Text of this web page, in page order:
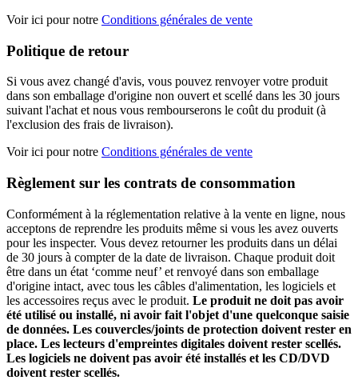
Voir ici pour notre Conditions générales de vente
Politique de retour
Si vous avez changé d'avis, vous pouvez renvoyer votre produit
dans son emballage d'origine non ouvert et scellé dans les 30 jours
suivant l'achat et nous vous rembourserons le coût du produit (à
l'exclusion des frais de livraison).
Voir ici pour notre Conditions générales de vente
Règlement sur les contrats de consommation
Conformément à la réglementation relative à la vente en ligne, nous
acceptons de reprendre les produits même si vous les avez ouverts
pour les inspecter. Vous devez retourner les produits dans un délai
de 30 jours à compter de la date de livraison. Chaque produit doit
être dans un état ‘comme neuf’ et renvoyé dans son emballage
d'origine intact, avec tous les câbles d'alimentation, les logiciels et
les accessoires reçus avec le produit. Le produit ne doit pas avoir
été utilisé ou installé, ni avoir fait l'objet d'une quelconque saisie
de données. Les couvercles/joints de protection doivent rester en
place. Les lecteurs d'empreintes digitales doivent rester scellés.
Les logiciels ne doivent pas avoir été installés et les CD/DVD
doivent rester scellés.